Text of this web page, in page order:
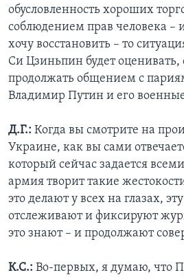
обусловленность хороших
соблюдением прав человека –
хочу восстановить – то
Си Цзиньпин будет оценивать,
продолжать общением с
Владимир Путин и его
Д.Г.: Когда вы смотрите на
Украине, как вы сами
который сейчас задается
армия творит такие
это делают у всех на глазах,
отслеживают и фиксируют
это знают – и продолжают
К.С.: Во-первых, я думаю, что